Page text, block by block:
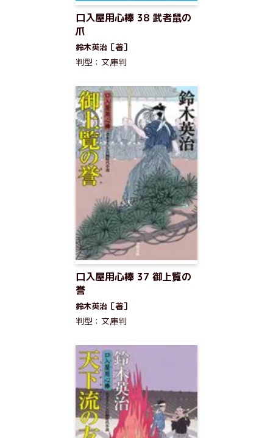
口入屋用心棒 38 武者鼠の
爪
鈴木英治［著］
判型：文庫判
口入屋用心棒 37 御上覧の
誉
鈴木英治［著］
判型：文庫判